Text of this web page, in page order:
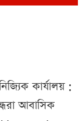
কার্যালয় :
আবাসিক